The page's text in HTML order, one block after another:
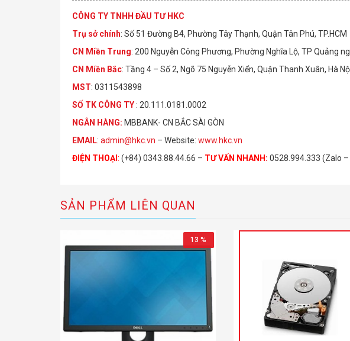
CÔNG TY TNHH ĐẦU TƯ HKC
Trụ sở chính: Số 51 Đường B4, Phường Tây Thạnh, Quận Tân Phú, TP.HCM
CN Miền Trung: 200 Nguyễn Công Phương, Phường Nghĩa Lộ, TP Quảng
CN Miền Bắc: Tầng 4 – Số 2, Ngõ 75 Nguyễn Xiển, Quận Thanh Xuân, Hà
MST: 0311543898
SỐ TK CÔ NG TY : 20.111.0181.0002
NGÂN HÀNG: MBBANK- CN BẮC SÀI GÒN
EMAIL: admin@hkc.vn – Website: www.hkc.vn
ĐIỆN THOẠI : (+84) 0343.88.44.66 – TƯ VẤN NHANH : 0528.994.333 (Zalo
SẢN PHẨM LIÊN QUAN
13 %